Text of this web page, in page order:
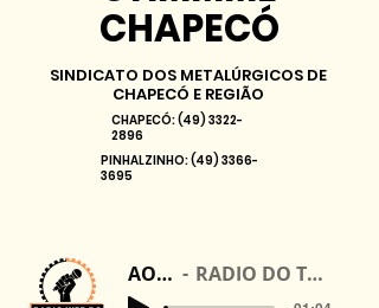
CHAPECÓ
SINDICATO DOS METALÚRGICOS DE
CHAPECÓ E REGIÃO
CHAPECÓ:(49) 3322-
2896
PINHALZINHO:(49) 3366-
3695
AO VIVO RADIO DO TRABALHADOR